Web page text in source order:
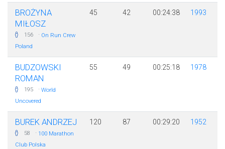
BROŻYNA
MIŁOSZ
156 · On Run Crew
Poland
45 42 00:24:38 1993
BUDZOWSKI
ROMAN
195 · World
Uncovered
55 49 00:25:18 1978
BUREK ANDRZEJ
58 · 100 Marathon
Club Polska
120 87 00:29:20 1952